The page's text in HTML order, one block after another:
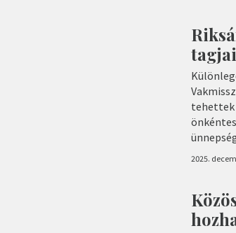
tagjai
tehettek
2025.